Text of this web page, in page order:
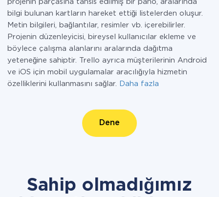
projenin parçasına tahsis edilmiş bir pano, aralarında
bilgi bulunan kartların hareket ettiği listelerden oluşur.
Metin bilgileri, bağlantılar, resimler vb. içerebilirler.
Projenin düzenleyicisi, bireysel kullanıcılar ekleme ve
böylece çalışma alanlarını aralarında dağıtma
yeteneğine sahiptir. Trello ayrıca müşterilerinin Android
ve iOS için mobil uygulamalar aracılığıyla hizmetin
özelliklerini kullanmasını sağlar.
Daha fazla
Dene
Sahip olmadığımız